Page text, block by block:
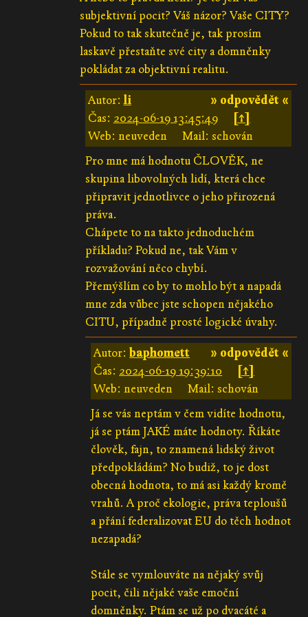
subjektivní pocit? Váš názor? Vaše CITY?
Pokud to tak skutečně je, tak prosím
laskavě přestaňte své city a domněnky
pokládat za objektivní realitu.
» odpovědět «
Autor:li
Čas: 2024-06-19 13:45:49
[↑]
Web: neuveden
Mail: schován
Pro mne má hodnotu ČLOVĚK, ne
skupina libovolných lidí, která chce
připravit jednotlivce o jeho přirozená
práva.
Chápete to na takto jednoduchém
příkladu? Pokud ne, tak Vám v
rozvažování něco chybí.
Přemýšlím co by to mohlo být a napadá
mne zda vůbec jste schopen nějakého
CITU, případně prosté logické úvahy.
» odpovědět «
Autor:baphomett
Čas: 2024-06-19 19:39:10
[↑]
Web: neuveden
Mail: schován
Já se vás neptám v čem vidíte hodnotu,
já se ptám JAKÉ máte hodnoty. Říkáte
člověk, fajn, to znamená lidský život
předpokládám? No budiž, to je dost
obecná hodnota, to má asi každý kromě
vrahů. A proč ekologie, práva teploušů
a přání federalizovat EU do těch hodnot
nezapadá?
Stále se vymlouváte na nějaký svůj
pocit, čili nějaké vaše emoční
domněnky. Ptám se už po dvacáté a